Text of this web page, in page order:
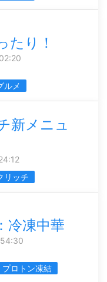
たり！
ルメ
新メニュ
リッチ
冷凍中華
プロトン凍結